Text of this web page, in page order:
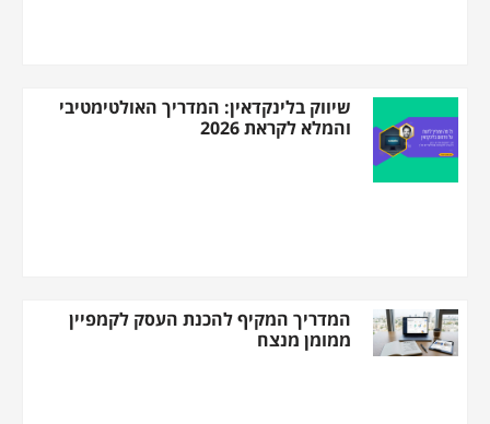
שיווק בלינקדאין: המדריך האולטימטיבי
והמלא לקראת 2026
המדריך המקיף להכנת העסק לקמפיין
ממומן מנצח